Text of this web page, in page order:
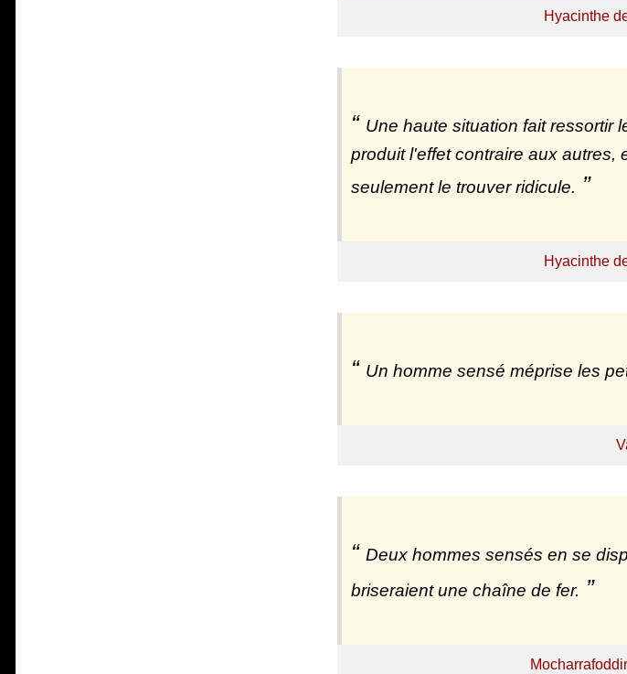
Hyacinthe
Une haute situation fait ressortir
produit l'effet contraire aux autres,
seulement le trouver ridicule.
Hyacinthe
Un homme sensé méprise les
Deux hommes sensés en se
briseraient une chaîne de fer.